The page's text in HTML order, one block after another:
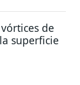
de
superficie